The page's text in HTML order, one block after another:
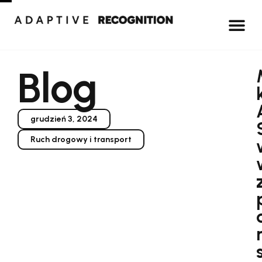
Blog
grudzień 3, 2024
Ruch drogowy i transport